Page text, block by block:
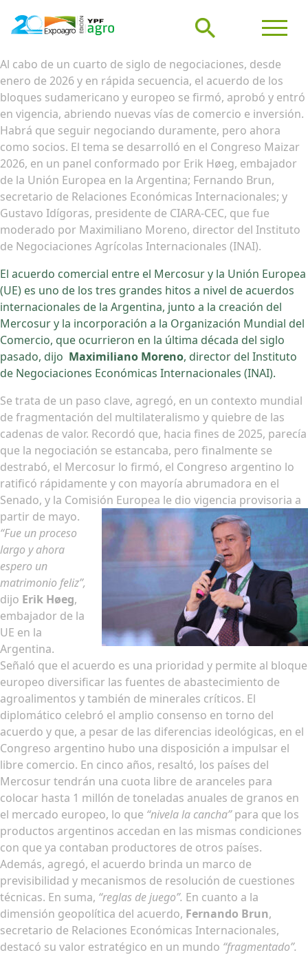
Al cabo de un cuarto de siglo de negociaciones, desde
enero de 2026 y en rápida secuencia, el acuerdo de los
bloques sudamericano y europeo se firmó, aprobó y entró
en vigencia, abriendo nuevas vías de comercio e inversión.
Habrá que seguir negociando duramente, pero ahora
como socios. El tema se desarrolló en el Congreso Maizar
2026, en un panel conformado por Erik Høeg, embajador
de la Unión Europea en la Argentina; Fernando Brun,
secretario de Relaciones Económicas Internacionales; y
Gustavo Idígoras, presidente de CIARA-CEC, que fue
moderado por Maximiliano Moreno, director del Instituto
de Negociaciones Agrícolas Internacionales (INAI).
El acuerdo comercial entre el Mercosur y la Unión Europea
(UE) es uno de los tres grandes hitos a nivel de acuerdos
internacionales de la Argentina, junto a la creación del
Mercosur y la incorporación a la Organización Mundial del
Comercio, que ocurrieron en la última década del siglo
pasado, dijo Maximiliano Moreno, director del Instituto
de Negociaciones Económicas Internacionales (INAI).
Se trata de un paso clave, agregó, en un contexto mundial
de fragmentación del multilateralismo y quiebre de las
cadenas de valor. Recordó que, hacia fines de 2025, parecía
que la negociación se estancaba, pero finalmente se
destrabó, el Mercosur lo firmó, el Congreso argentino lo
ratificó rápidamente y con mayoría abrumadora en el
Senado, y la Comisión Europea le dio vigencia provisoria a
partir de mayo.
“Fue un proceso
largo y ahora
espero un
matrimonio feliz”,
dijo Erik Høeg,
embajador de la
UE en la
Argentina.
Señaló que el acuerdo es una prioridad y permite al bloque
europeo diversificar las fuentes de abastecimiento de
agroalimentos y también de minerales críticos. El
diplomático celebró el amplio consenso en torno del
acuerdo y que, a pesar de las diferencias ideológicas, en el
Congreso argentino hubo una disposición a impulsar el
libre comercio. En cinco años, resaltó, los países del
Mercosur tendrán una cuota libre de aranceles para
colocar hasta 1 millón de toneladas anuales de granos en
el mercado europeo, lo que “nivela la cancha”para que los
productos argentinos accedan en las mismas condiciones
con que ya contaban productores de otros países.
Además, agregó, el acuerdo brinda un marco de
previsibilidad y mecanismos de resolución de cuestiones
técnicas. En suma, “reglas de juego”. En cuanto a la
dimensión geopolítica del acuerdo, Fernando Brun,
secretario de Relaciones Económicas Internacionales,
destacó su valor estratégico en un mundo “fragmentado”.